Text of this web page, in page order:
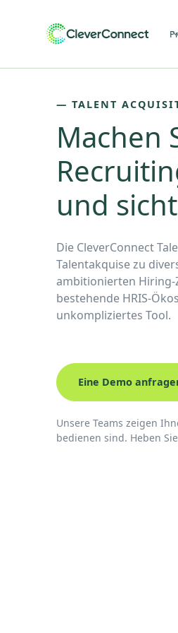
― TALENT
Machen
und
Die CleverConnect
Talentakquise zu
ambitionierten Hiring-
bestehende HRIS-
unkompliziertes Tool.
Eine Demo
Unsere Teams zeigen
bedienen sind. Heben